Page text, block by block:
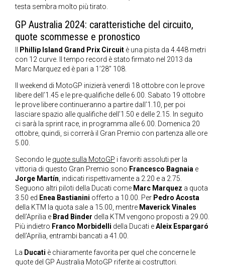
testa sembra molto più tirato.
GP Australia 2024: caratteristiche del circuito,
quote scommesse e pronostico
Phillip Island Grand Prix Circuit è una pista da 4.448 metri
con 12 curve. Il tempo record è stato firmato nel 2013 da
Marc Marquez ed è pari a 1’28” 108.
Il weekend di MotoGP inizierà venerdì 18 ottobre con le prove
libere dell’1.45 e le pre-qualifiche delle 6.00. Sabato 19 ottobre
le prove libere continueranno a partire dall’1.10, per poi
lasciare spazio alle qualifiche dell’1.50 e delle 2.15. In seguito
ci sarà la sprint race, in programma alle 6.00. Domenica 20
ottobre, quindi, si correrà il Gran Premio con partenza alle ore
5.00.
Secondo le quote sulla MotoGP i favoriti assoluti per la
vittoria di questo Gran Premio sono Francesco Bagnaia e
Jorge Martín, indicati rispettivamente a 2.20 e a 2.75.
Seguono altri piloti della Ducati come Marc Marquez a quota
3.50 ed Enea Bastianini offerto a 10.00. Per Pedro Acosta
della KTM la quota sale a 15.00, mentre Maverick Vinales
dell’Aprilia e Brad Binder della KTM vengono proposti a 29.00.
Più indietro Franco Morbidelli della Ducati eAleix Espargaró
dell’Aprilia, entrambi bancati a 41.00.
La Ducati è chiaramente favorita per quel che concerne le
quote del GP Australia MotoGP riferite ai costruttori.